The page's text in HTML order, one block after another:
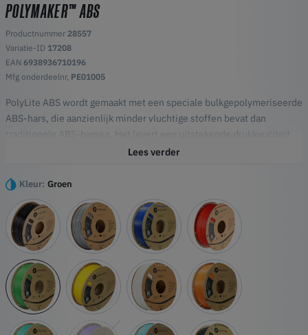
POLYMAKER™ ABS
Productnummer 28557
Variatie-ID 17208
EAN 6938936710196
Mfg onderdeelnr, PE01005
PolyLite ABS wordt gemaakt met een speciale bulkgepolymeriseerde
ABS-hars, die aanzienlijk minder vluchtige stoffen bevat dan
traditionele ABS-harsen. Het levert een uitstekende drukkwaliteit
met een minimale geur tijdens het drukken.
Uitstekende afdrukkwaliteit
Grondstoffen van de hoogste kwaliteit
Minimale geur
Lees verder
Kleur: Groen